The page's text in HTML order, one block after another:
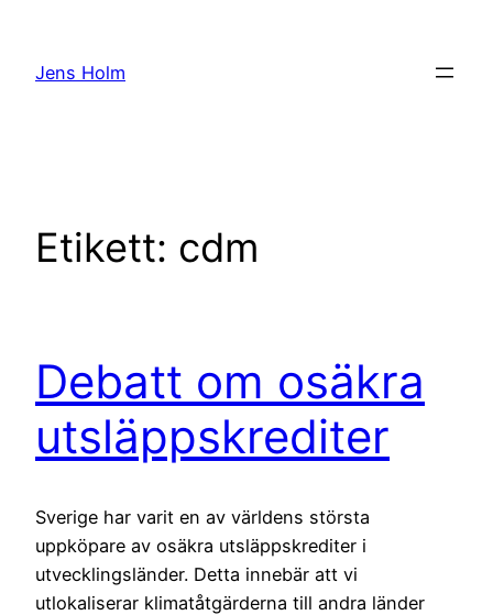
innehåll
Jens Holm
Etikett: cdm
Debatt om osäkra
utsläppskrediter
Sverige har varit en av världens största
uppköpare av osäkra utsläppskrediter i
utvecklingsländer. Detta innebär att vi
utlokaliserar klimatåtgärderna till andra länder